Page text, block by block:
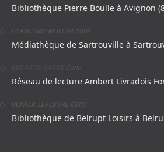
Bibliothèque Pierre Boulle à Avignon
FRANCOISE MULLER dans
Médiathèque de Sartrouville à
dans
Réseau de lecture Ambert Livradois
OLIVIER LEFEBVRE dans
Bibliothèque de Belrupt Loisirs à